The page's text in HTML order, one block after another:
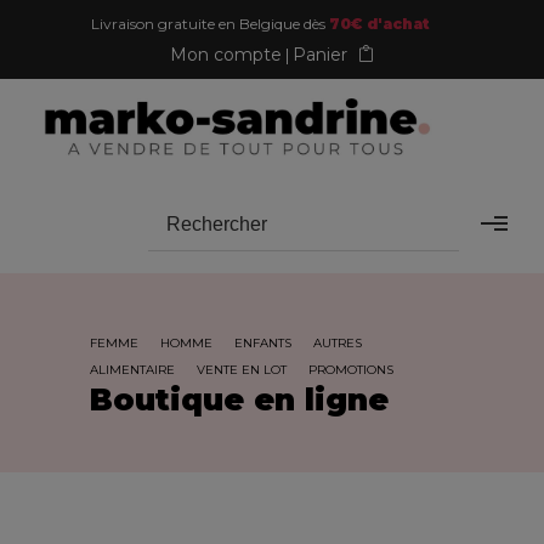
Livraison gratuite en Belgique dès 70€ d'achat
Mon compte Panier
FEMME HOMME ENFANTS
AUTRES
ALIMENTAIRE
VENTE EN LOT PROMOTIONS
Boutique en ligne